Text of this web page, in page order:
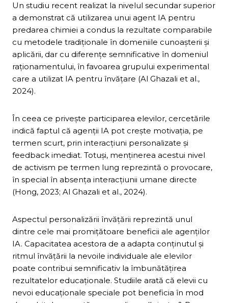
Un studiu recent realizat la nivelul secundar superior
a demonstrat că utilizarea unui agent IA pentru
predarea chimiei a condus la rezultate comparabile
cu metodele tradiționale în domeniile cunoașterii și
aplicării, dar cu diferențe semnificative în domeniul
raționamentului, în favoarea grupului experimental
care a utilizat IA pentru învățare (Al Ghazali et al.,
2024).
În ceea ce privește participarea elevilor, cercetările
indică faptul că agenții IA pot crește motivația, pe
termen scurt, prin interacțiuni personalizate și
feedback imediat. Totuși, menținerea acestui nivel
de activism pe termen lung reprezintă o provocare,
în special în absența interacțiunii umane directe
(Hong, 2023; Al Ghazali et al., 2024).
Aspectul personalizării învățării reprezintă unul
dintre cele mai promițătoare beneficii ale agenților
IA. Capacitatea acestora de a adapta conținutul și
ritmul învățării la nevoile individuale ale elevilor
poate contribui semnificativ la îmbunătățirea
rezultatelor educaționale. Studiile arată că elevii cu
nevoi educaționale speciale pot beneficia în mod